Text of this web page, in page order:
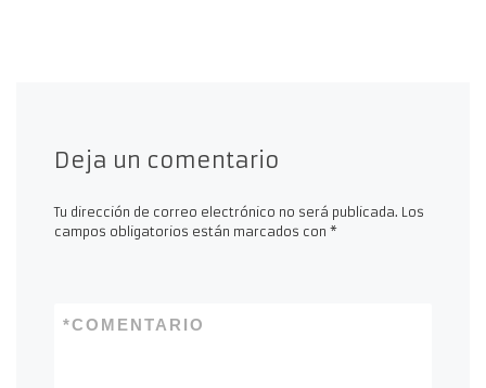
Deja un comentario
Tu dirección de correo electrónico no será publicada. Los
campos obligatorios están marcados con *
COMENTARIO
*